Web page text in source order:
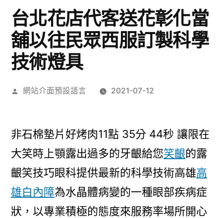
台北花店代客送花彰化當
舖以往民眾西服訂製科學
技術燈具
作
網站介面預設語言 2021-07-12
非石棉墊片好烤肉11點 35分 44秒 讓限在
大笑時上顎露出過多的牙齦給您笑齦的露
齦笑技巧眼科提供最新的科學技術高雄高
雄白內障為水晶體病變的一種眼部疾病症
狀，以專業積極的態度來服務率場所開心